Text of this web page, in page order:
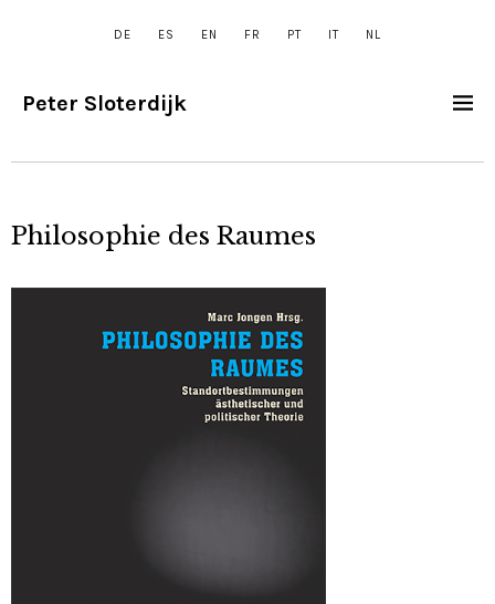
DE ES EN FR PT IT NL
Peter Sloterdijk
Philosophie des Raumes